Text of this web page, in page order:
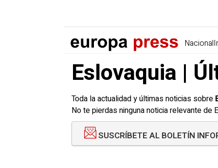
Nacional
Eslovaquia |
Toda la actualidad y últimas noticias sobre
No te pierdas ninguna noticia relevante
SUSCRÍBETE AL BOLETÍN